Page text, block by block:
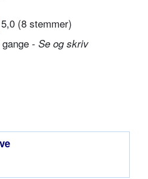
5,0 (8 stemmer)
- Se og skriv